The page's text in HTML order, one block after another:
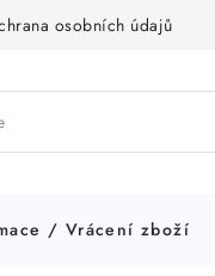
osobních údajů
/ Vrácení zboží